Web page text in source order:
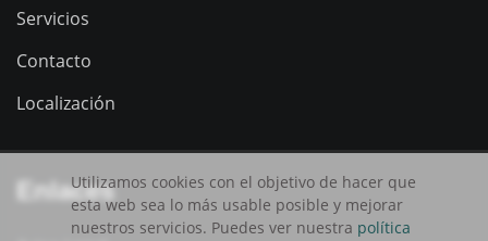
Servicios
Contacto
Localización
EnlacesUtilizamos cookies con el objetivo de hacer que
esta web sea lo más usable posible y mejorar
nuestros servicios. Puedes ver nuestra política